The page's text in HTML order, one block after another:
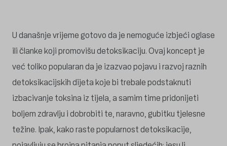
U današnje vrijeme gotovo da je nemoguće izbjeći oglase
ili članke koji promovišu detoksikaciju. Ovaj koncept je
već toliko popularan da je izazvao pojavu i razvoj raznih
detoksikacijskih dijeta koje bi trebale podstaknuti
izbacivanje toksina iz tijela, a samim time pridonijeti
boljem zdravlju i dobrobiti te, naravno, gubitku tjelesne
težine. Ipak, kako raste popularnost detoksikacije,